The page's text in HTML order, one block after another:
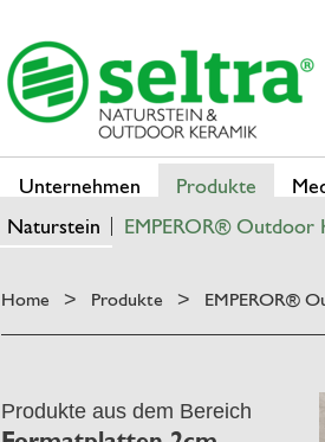
Unternehmen
Produkte
Naturstein
EMPEROR® Outdoor
Home > Produkte > EMPEROR®
Produkte aus dem Bereich